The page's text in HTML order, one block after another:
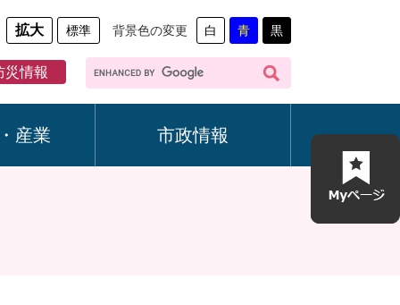
拡大 標準 背景色の変更 白 青 黒
災情報
G
o
産業 市政情報